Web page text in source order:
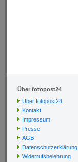
Über fotopost24
Über fotopost24
Kontakt
Impressum
Presse
AGB
Datenschutzerklärung
Widerrufsbelehrung